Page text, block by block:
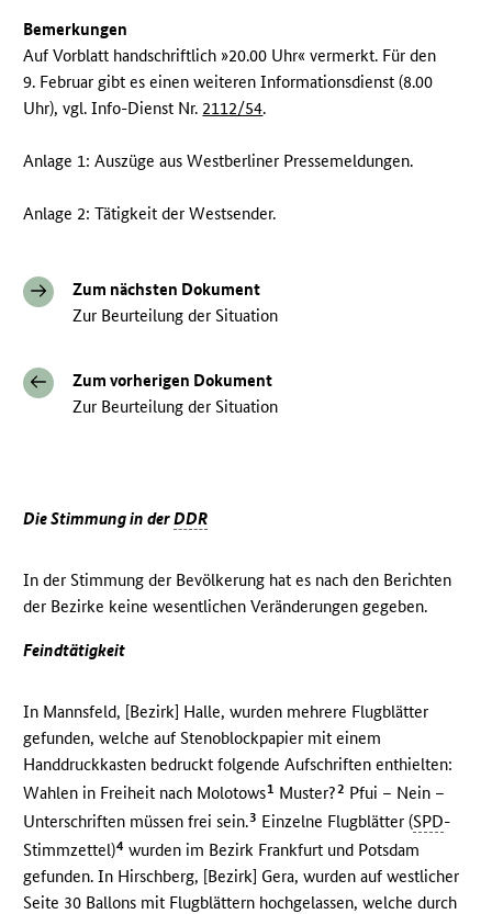
Bemerkungen
Auf Vorblatt handschriftlich »20.00 Uhr« vermerkt. Für den
9. Februar gibt es einen weiteren Informationsdienst (8.00
Uhr), vgl. Info-Dienst Nr. 2112/54.
Anlage 1: Auszüge aus Westberliner Pressemeldungen.
Anlage 2: Tätigkeit der Westsender.
Zum nächsten Dokument
Zur Beurteilung der Situation
Zum vorherigen Dokument
Zur Beurteilung der Situation
Die Stimmung in derDDR
In der Stimmung der Bevölkerung hat es nach den Berichten
der Bezirke keine wesentlichen Veränderungen gegeben.
Feindtätigkeit
In Mannsfeld, [Bezirk] Halle, wurden mehrere Flugblätter
gefunden, welche auf Stenoblockpapier mit einem
Handdruckkasten bedruckt folgende Aufschriften enthielten:
Wahlen in Freiheit nach Molotows1 Muster?2 Pfui – Nein –
Unterschriften müssen frei sein.3 Einzelne Flugblätter (SPD-
Stimmzettel)4 wurden im Bezirk Frankfurt und Potsdam
gefunden. In Hirschberg, [Bezirk] Gera, wurden auf westlicher
Seite 30 Ballons mit Flugblättern hochgelassen, welche durch